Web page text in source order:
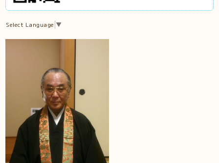
Select Language ▼